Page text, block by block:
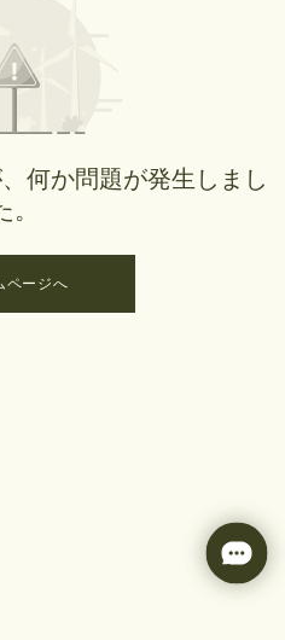
何か問題が発生しまし
。
ページへ